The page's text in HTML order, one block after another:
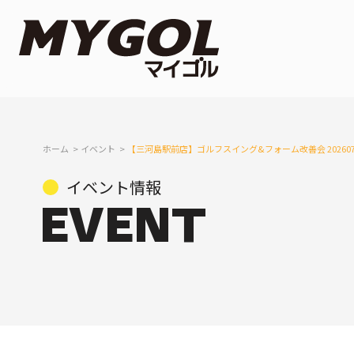
ホーム イベント 【三河島駅前店】ゴルフスイング&フォーム改善会
イベント情報